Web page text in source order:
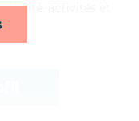
activités et